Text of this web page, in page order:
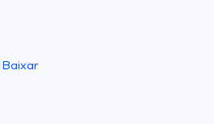
Baixar